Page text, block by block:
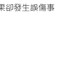
卻發生誤傷事